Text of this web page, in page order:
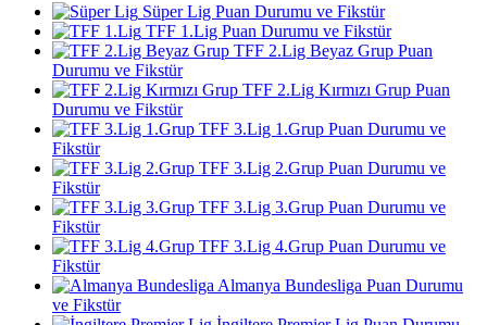
Süper Lig Puan Durumu ve Fikstür
TFF 1.Lig Puan Durumu ve Fikstür
TFF 2.Lig Beyaz Grup Puan
Durumu ve Fikstür
TFF 2.Lig Kırmızı Grup Puan
Durumu ve Fikstür
TFF 3.Lig 1.Grup Puan Durumu ve
Fikstür
TFF 3.Lig 2.Grup Puan Durumu ve
Fikstür
TFF 3.Lig 3.Grup Puan Durumu ve
Fikstür
TFF 3.Lig 4.Grup Puan Durumu ve
Fikstür
Almanya Bundesliga Puan Durumu
ve Fikstür